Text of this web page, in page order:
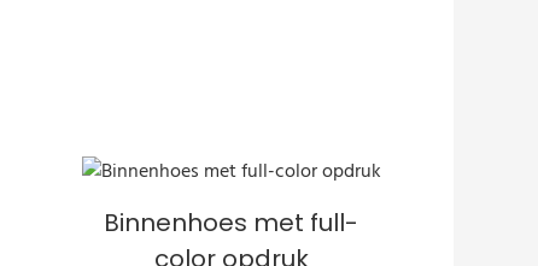
Binnenhoes met full-
color opdruk